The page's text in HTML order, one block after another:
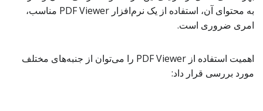
به محتوای آن، استفاده از یک نرم‌افزار PDF Viewer مناسب،
امری ضروری است.
اهمیت استفاده از PDF Viewer را می‌توان از جنبه‌های مختلف
مورد بررسی قرار داد: